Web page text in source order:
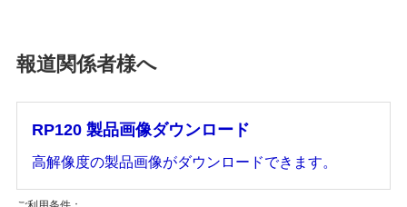
報道関係者様へ
RP120 製品画像ダウンロード
高解像度の製品画像がダウンロードできます。